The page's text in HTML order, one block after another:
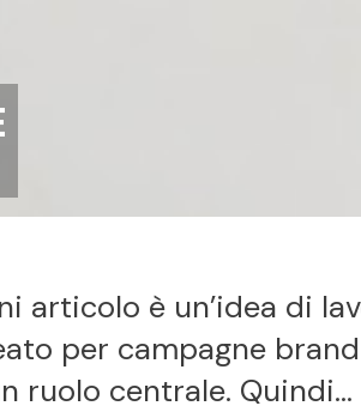
articolo è un’idea di
per campagne
ruolo centrale.